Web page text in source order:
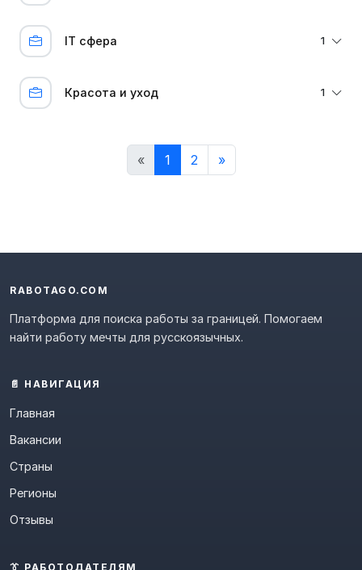
IT сфера 1
Красота и уход 1
« 1 2 »
RABOTAGO.COM
Платформа для поиска работы за границей. Помогаем
найти работу мечты для русскоязычных.
📄 НАВИГАЦИЯ
Главная
Вакансии
Страны
Регионы
Отзывы
👔 РАБОТОДАТЕЛЯМ